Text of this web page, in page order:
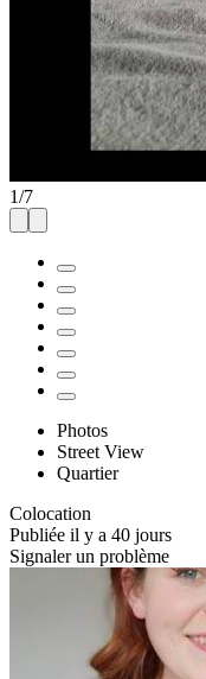
1/7
Photos
Street View
Quartier
Colocation
Publiée il y a 40 jours
Signaler un problème